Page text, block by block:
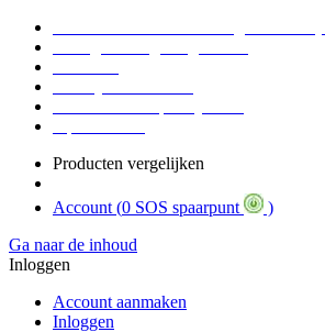
Producten vergelijken
Account (0 SOS spaarpunt
)
Ga naar de inhoud
Inloggen
Account aanmaken
Inloggen